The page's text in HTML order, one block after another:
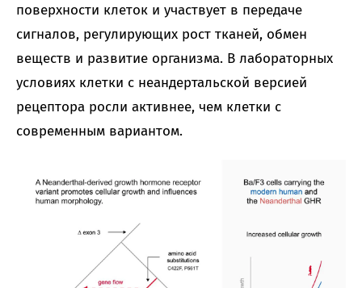
поверхности клеток и участвует в передаче
сигналов, регулирующих рост тканей, обмен
веществ и развитие организма. В лабораторных
условиях клетки с неандертальской версией
рецептора росли активнее, чем клетки с
современным вариантом.